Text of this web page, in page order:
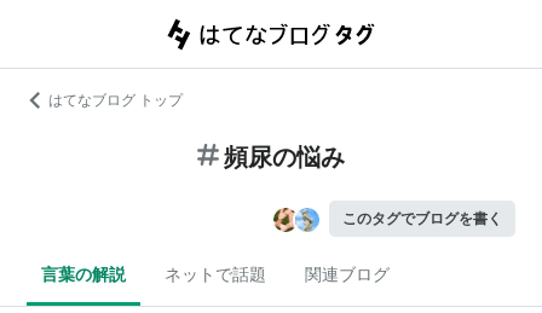
はてなブログ トップ
頻尿の悩み
このタグでブログを書く
言葉の解説 ネットで話題 関連ブログ